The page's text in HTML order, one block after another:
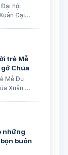
hội
Đại
làm
trẻ Mễ
Chúa
Mễ Du
Xuân Đại
Tòa
những
buôn